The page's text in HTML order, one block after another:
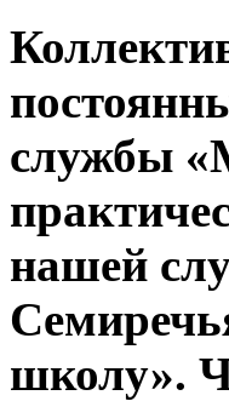
службы
нашей
школу».